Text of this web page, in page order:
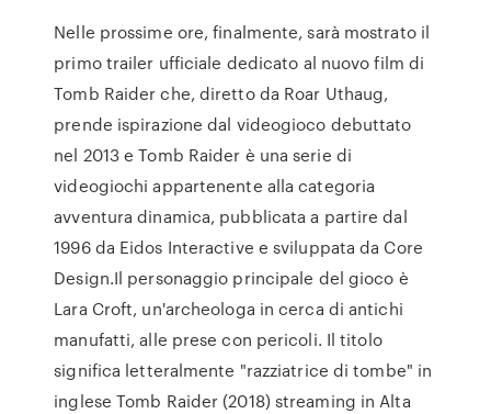
Nelle prossime ore, finalmente, sarà mostrato il
primo trailer ufficiale dedicato al nuovo film di
Tomb Raider che, diretto da Roar Uthaug,
prende ispirazione dal videogioco debuttato
nel 2013 e Tomb Raider è una serie di
videogiochi appartenente alla categoria
avventura dinamica, pubblicata a partire dal
1996 da Eidos Interactive e sviluppata da Core
Design.Il personaggio principale del gioco è
Lara Croft, un'archeologa in cerca di antichi
manufatti, alle prese con pericoli. Il titolo
significa letteralmente "razziatrice di tombe" in
inglese Tomb Raider (2018) streaming in Alta